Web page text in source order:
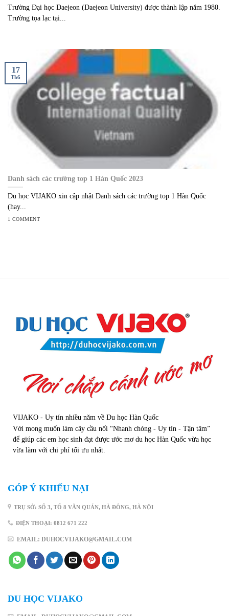
Trường Đại học Daejeon (Daejeon University) được thành lập năm 1980.
Trường tọa lạc tại...
Danh sách các trường top 1 Hàn Quốc 2023
Du học VIJAKO xin cập nhật Danh sách các trường top 1 Hàn Quốc
(hay...
1 COMMENT
17
Th6
VIJAKO - Uy tín nhiều năm về Du học Hàn Quốc
Với mong muốn làm cây cầu nối “Nhanh chóng - Uy tín - Tận tâm”
để giúp các em học sinh đạt được ước mơ du học Hàn Quốc vừa học
vừa làm với chi phí tối ưu nhất.
GÓP Ý KHIẾU NẠI
TRỤ SỞ: SỐ 3, TỔ 8 VĂN QUÁN, HÀ ĐÔNG, HÀ NỘI
ĐIỆN THOẠI: 0812 671 222
EMAIL: DUHOCVIJAKO@GMAIL.COM
DU HỌC VIJAKO